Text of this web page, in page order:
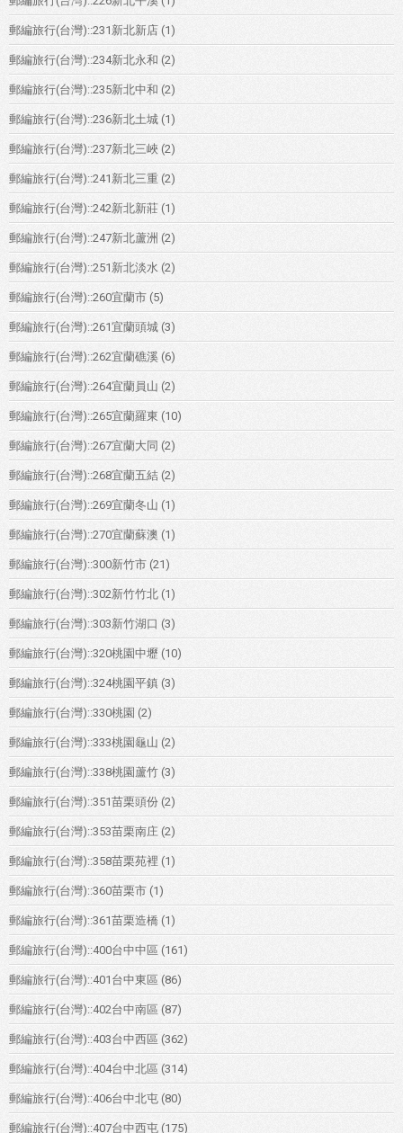
郵編旅行(台灣)::231新北新店 (1)
郵編旅行(台灣)::234新北永和 (2)
郵編旅行(台灣)::235新北中和 (2)
郵編旅行(台灣)::236新北土城 (1)
郵編旅行(台灣)::237新北三峽 (2)
郵編旅行(台灣)::241新北三重 (2)
郵編旅行(台灣)::242新北新莊 (1)
郵編旅行(台灣)::247新北蘆洲 (2)
郵編旅行(台灣)::251新北淡水 (2)
郵編旅行(台灣)::260宜蘭市 (5)
郵編旅行(台灣)::261宜蘭頭城 (3)
郵編旅行(台灣)::262宜蘭礁溪 (6)
郵編旅行(台灣)::264宜蘭員山 (2)
郵編旅行(台灣)::265宜蘭羅東 (10)
郵編旅行(台灣)::267宜蘭大同 (2)
郵編旅行(台灣)::268宜蘭五結 (2)
郵編旅行(台灣)::269宜蘭冬山 (1)
郵編旅行(台灣)::270宜蘭蘇澳 (1)
郵編旅行(台灣)::300新竹市 (21)
郵編旅行(台灣)::302新竹竹北 (1)
郵編旅行(台灣)::303新竹湖口 (3)
郵編旅行(台灣)::320桃園中壢 (10)
郵編旅行(台灣)::324桃園平鎮 (3)
郵編旅行(台灣)::330桃園 (2)
郵編旅行(台灣)::333桃園龜山 (2)
郵編旅行(台灣)::338桃園蘆竹 (3)
郵編旅行(台灣)::351苗栗頭份 (2)
郵編旅行(台灣)::353苗栗南庄 (2)
郵編旅行(台灣)::358苗栗苑裡 (1)
郵編旅行(台灣)::360苗栗市 (1)
郵編旅行(台灣)::361苗栗造橋 (1)
郵編旅行(台灣)::400台中中區 (161)
郵編旅行(台灣)::401台中東區 (86)
郵編旅行(台灣)::402台中南區 (87)
郵編旅行(台灣)::403台中西區 (362)
郵編旅行(台灣)::404台中北區 (314)
郵編旅行(台灣)::406台中北屯 (80)
郵編旅行(台灣)::407台中西屯 (175)